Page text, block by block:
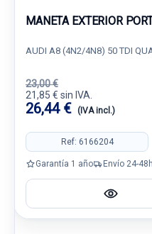
MANETA EXTERIOR
AUDI A8 (4N2/4N8) 50 TDI
23,00 €
21,85 € sin IVA.
26,44 € (IVA incl.)
Ref: 6166204
Garantía 1 año Envío 24-48h